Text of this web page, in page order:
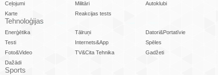
Ceļojumi
Militāri
Autoklubi
Karte
Reakcijas tests
Tehnoloģijas
Enerģētika Tālruņi
Datori&Portatīvie
Testi
Internets&App
Spēles
Foto&Video
TV&Cita Tehnika
Gadžeti
Dažādi
Sports